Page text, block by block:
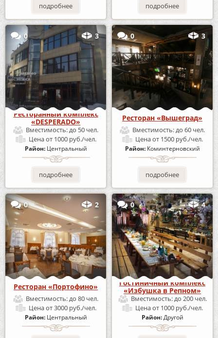
подробнее подробнее
0 3
Ресторанный комплекс
«DESPERADO»
Вместимость:до 50 чел.
Ценаот 1000 руб./чел.
Район: Центральный
подробнее
0 3
Ресторан «Вышеград»
Вместимость:до 60 чел.
Ценаот 1500 руб./чел.
Район: Коминтерновский
подробнее
0 2
Ресторан «Портофино»
Вместимость:до 80 чел.
Ценаот 3000 руб./чел.
Район: Центральный
0 4
Гостиничный комплекс
«Избушка в Репном»
Вместимость:до 200 чел.
Ценаот 1000 руб./чел.
Район:Другой